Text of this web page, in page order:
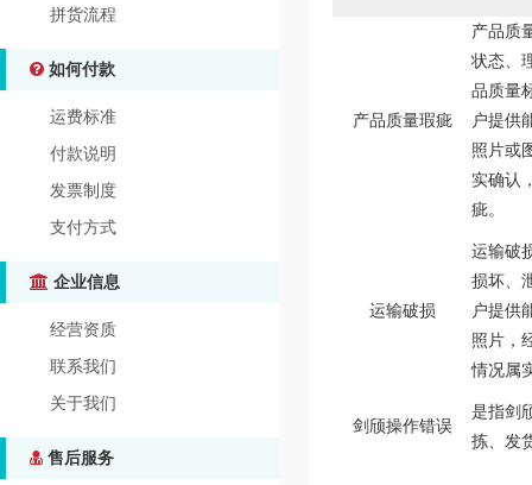
拼货流程
如何付款
运费标准
付款说明
发票制度
支付方式
企业信息
经营资质
联系我们
关于我们
售后服务
产品质量瑕疵
产品质
状态、
品质量
户提供
照片或
实确认
疵。
运输破损
运输破
损坏、
户提供
照片，
情况属
剑颀操作错误
是指剑
拣、发